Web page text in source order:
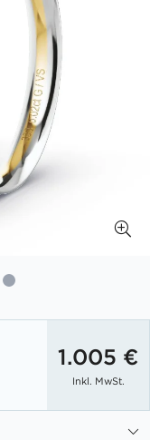
1.005 €
Inkl. MwSt.